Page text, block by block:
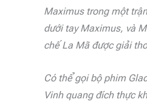
Maximus trong một
dưới tay Maximus, và
chế La Mã được giải
Có thể gọi bộ phim
Vinh quang đích thực